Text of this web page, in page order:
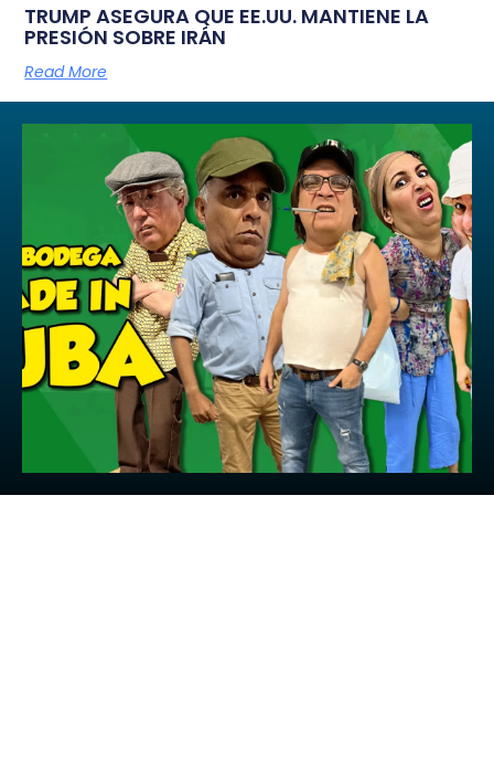
TRUMP ASEGURA QUE EE.UU. MANTIENE LA
PRESIÓN SOBRE IRÁN
Read More